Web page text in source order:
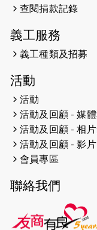
2024-12-10
2024-11-17
2024-10-30
2024-09-30
查閱捐款記錄
義工服務
義工種類及招募
活動
活動
活動及回顧 - 媒
活動及回顧 - 相
活動及回顧 - 影片
會員專區
聯絡我們